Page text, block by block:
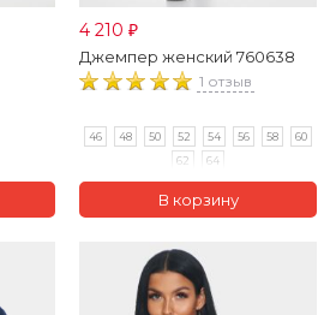
4 210 ₽
Джемпер женский 760638
1 отзыв
46 48 50 52 54 56 58
60
62
64